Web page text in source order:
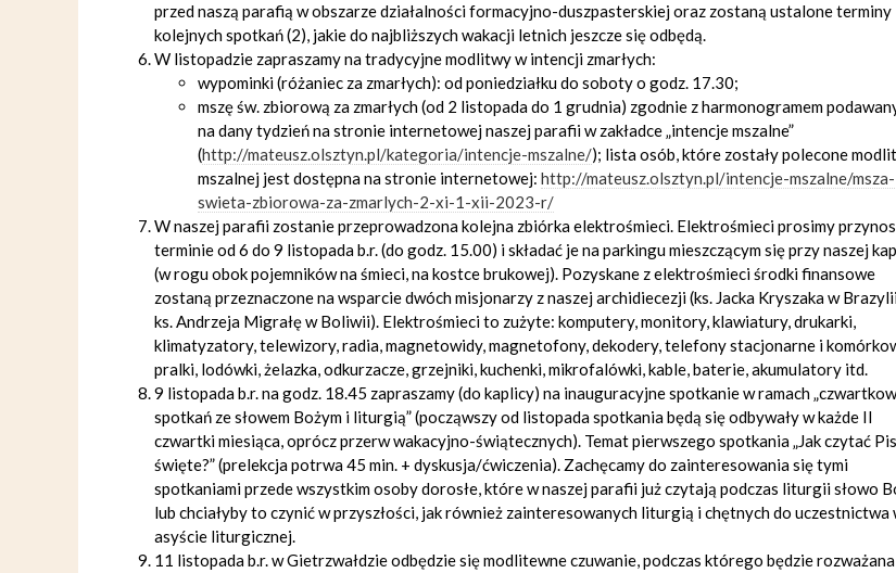
przed naszą parafią w obszarze działalności formacyjno-duszpasterskiej oraz zostaną ustalone terminy
kolejnych spotkań (2), jakie do najbliższych wakacji letnich jeszcze się odbędą.
W listopadzie zapraszamy na tradycyjne modlitwy w intencji zmarłych:
wypominki (różaniec za zmarłych): od poniedziałku do soboty o godz. 17.30;
mszę św. zbiorową za zmarłych (od 2 listopada do 1 grudnia) zgodnie z harmonogramem
na dany tydzień na stronie internetowej naszej parafii w zakładce „intencje mszalne”
(http://mateusz.olsztyn.pl/kategoria/intencje-mszalne/); lista osób, które zostały polecone
mszalnej jest dostępna na stronie internetowej: http://mateusz.olsztyn.pl/intencje-mszalne/msza-
swieta-zbiorowa-za-zmarlych-2-xi-1-xii-2023-r/
W naszej parafii zostanie przeprowadzona kolejna zbiórka elektrośmieci. Elektrośmieci prosimy
terminie od 6 do 9 listopada b.r. (do godz. 15.00) i składać je na parkingu mieszczącym się przy naszej
(w rogu obok pojemników na śmieci, na kostce brukowej). Pozyskane z elektrośmieci środki finansowe
zostaną przeznaczone na wsparcie dwóch misjonarzy z naszej archidiecezji (ks. Jacka Kryszaka w
ks. Andrzeja Migrałę w Boliwii). Elektrośmieci to zużyte: komputery, monitory, klawiatury, drukarki,
klimatyzatory, telewizory, radia, magnetowidy, magnetofony, dekodery, telefony stacjonarne i
pralki, lodówki, żelazka, odkurzacze, grzejniki, kuchenki, mikrofalówki, kable, baterie, akumulatory itd.
9 listopada b.r. na godz. 18.45 zapraszamy (do kaplicy) na inauguracyjne spotkanie w ramach
spotkań ze słowem Bożym i liturgią” (począwszy od listopada spotkania będą się odbywały w każde II
czwartki miesiąca, oprócz przerw wakacyjno-świątecznych). Temat pierwszego spotkania „Jak czytać
święte?” (prelekcja potrwa 45 min. + dyskusja/ćwiczenia). Zachęcamy do zainteresowania się tymi
spotkaniami przede wszystkim osoby dorosłe, które w naszej parafii już czytają podczas liturgii słowo
lub chciałyby to czynić w przyszłości, jak również zainteresowanych liturgią i chętnych do uczestnictwa
asyście liturgicznej.
11 listopada b.r. w Gietrzwałdzie odbędzie się modlitewne czuwanie, podczas którego będzie rozważana